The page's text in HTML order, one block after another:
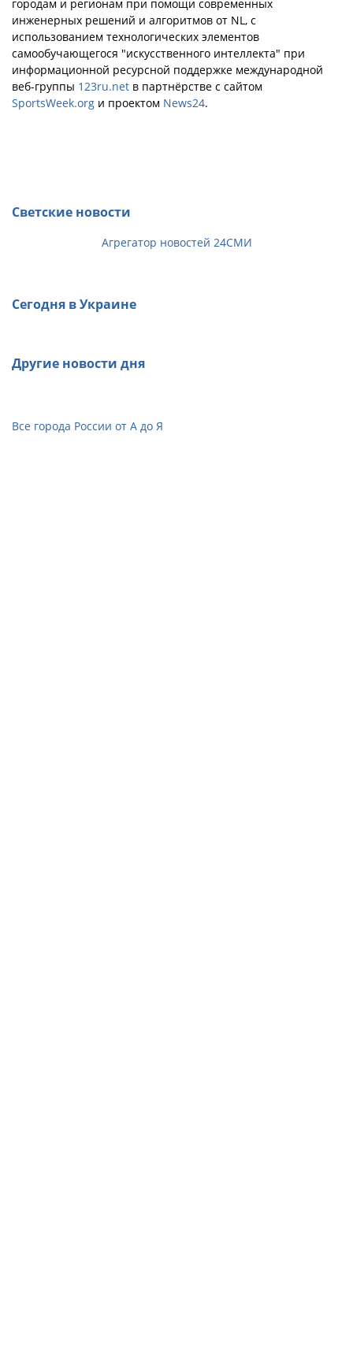
городам и регионам при помощи современных
инженерных решений и алгоритмов от NL, с
использованием технологических элементов
самообучающегося "искусственного интеллекта" при
информационной ресурсной поддержке международной
веб-группы 123ru.net в партнёрстве с сайтом
SportsWeek.org и проектом News24.
Светские новости
Агрегатор новостей 24СМИ
Сегодня в Украине
Другие новости дня
Все города России от А до Я